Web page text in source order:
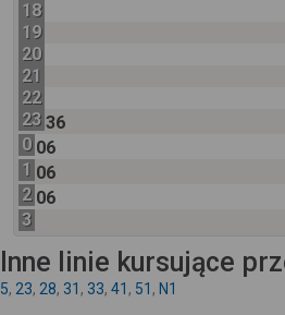
18
19
20
21
22
23 36
0 06
1 06
2 06
3
Inne linie kursujące
5, 23, 28, 31 , 33, 41 , 51 , N1